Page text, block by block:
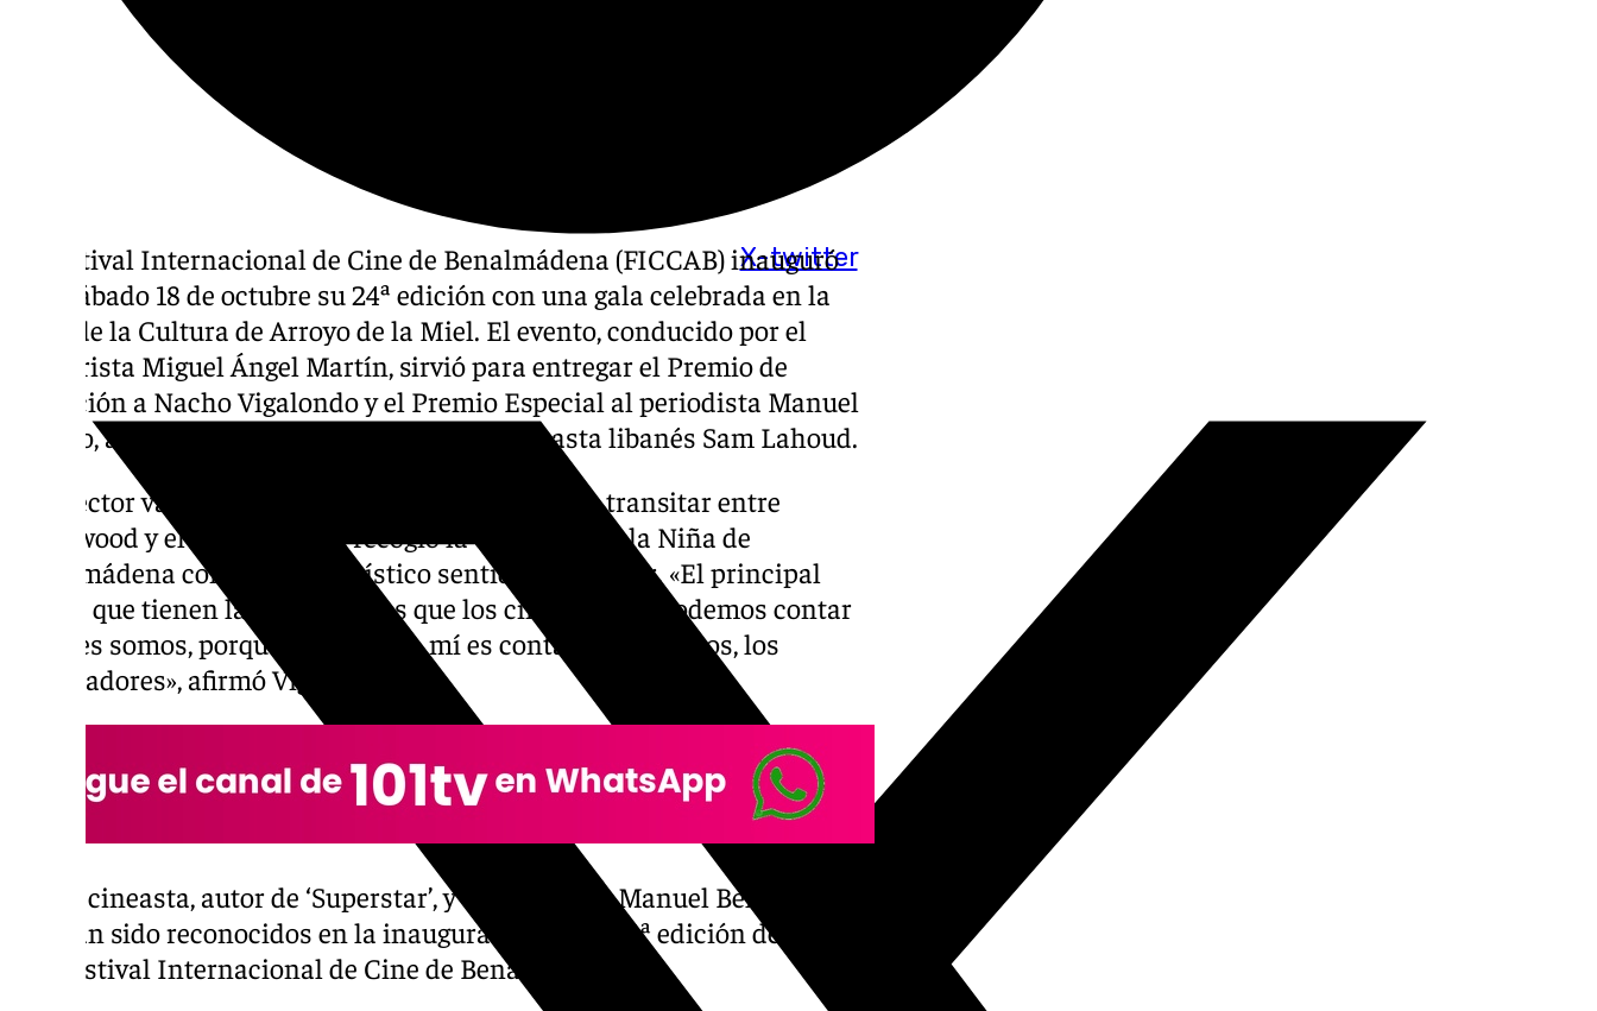
X-twitter
El Festival Internacional de Cine de Benalmádena (FICCAB) inauguró
este sábado 18 de octubre su 24ª edición con una gala celebrada en la
Casa de la Cultura de Arroyo de la Miel. El evento, conducido por el
humorista Miguel Ángel Martín, sirvió para entregar el Premio de
Dirección a Nacho Vigalondo y el Premio Especial al periodista Manuel
Bellido, además de un reconocimiento al cineasta libanés Sam Lahoud.
El director vasco, conocido por su capacidad para transitar entre
Hollywood y el cine español, recogió la estatuilla de la Niña de
Benalmádena con su característico sentido del humor. «El principal
aporte que tienen las películas es que los cineastas os podemos contar
quiénes somos, porque contarme a mí es contaros a vosotros, los
espectadores», afirmó Vigalondo.
El cineasta, autor de ‘Superstar’, y el periodista Manuel Bellido
han sido reconocidos en la inauguración de la 24ª edición del
Festival Internacional de Cine de Benalmádena